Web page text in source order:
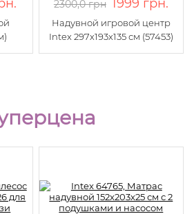
2300,0 грн 1999 грн.
Надувной игровой центр
Intex 297х193х135 см (57453)